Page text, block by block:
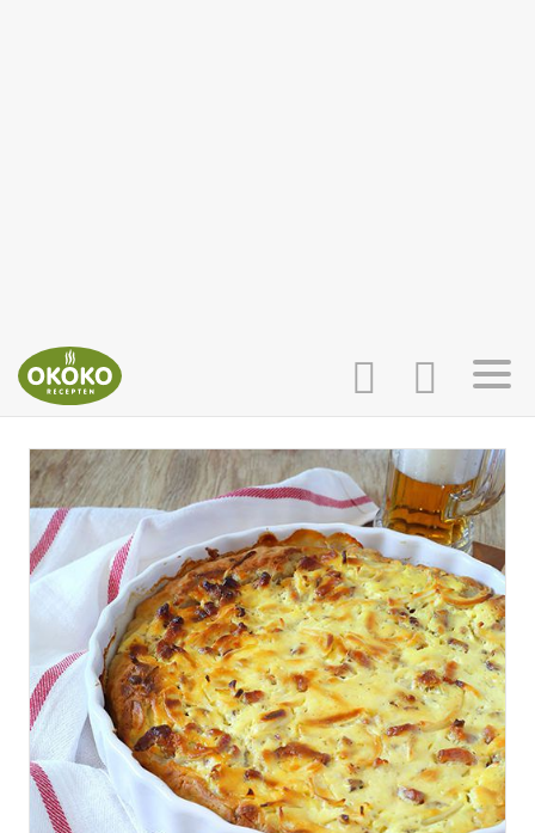
INLOGGEN
AANMELDEN
HOME
RECEPTEN
WEEKMENU'S
KOOKBOEKEN